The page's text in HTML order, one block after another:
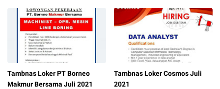
Tambnas Loker PT Borneo
Makmur Bersama Juli 2021
Tambnas Loker Cosmos Juli
2021